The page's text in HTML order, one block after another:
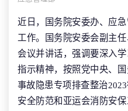
近日，国务院安委办、应
工作。国务院安委会副主
会议并讲话，强调要深入
指示精神，按照党中央、
事故隐患专项排查整治
安全防范和亚运会消防安